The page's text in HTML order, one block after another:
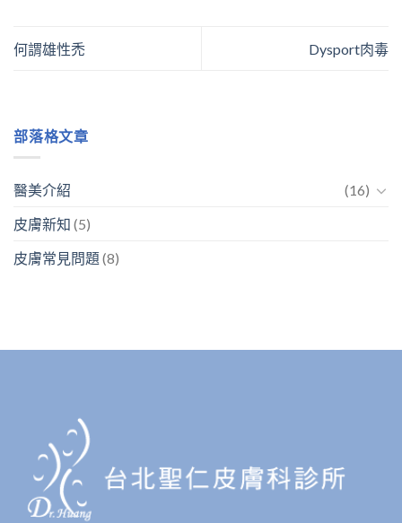
何謂雄性禿 Dysport肉毒
部落格文章
醫美介紹
(16)
皮膚新知 (5)
皮膚常見問題(8)